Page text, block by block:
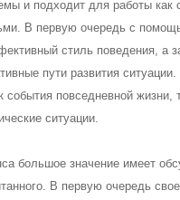
и подходит для работы как
В первую очередь с
стиль поведения, а
пути развития
события повседневной жизни,
ситуации.
большое значение имеет
В первую очередь